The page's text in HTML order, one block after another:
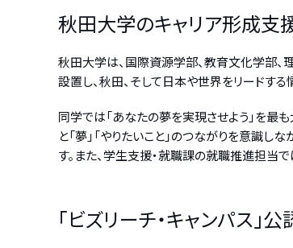
秋田大学のキャリア形成支
秋田大学は、国際資源学部、教育文化学部、
設置し、秋田、そして日本や世界をリードす
同学では「あなたの夢を実現させよう」を最
と「夢」「やりたいこと」のつながりを意識
す。また、学生支援・就職課の就職推進担当
「ビズリーチ・キャンパス」